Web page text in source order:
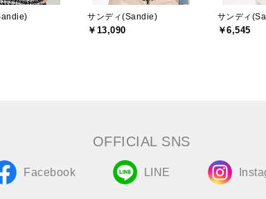
サンディ(Sandie)
￥13,090
サンディ
￥6,545
OFFICIAL SNS
Facebook LINE